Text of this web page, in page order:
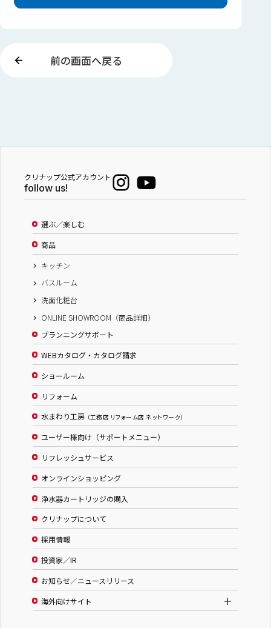
前の画面へ戻る
クリナップ公式アカウント
follow us!
選ぶ／楽しむ
商品
キッチン
バスルーム
洗面化粧台
ONLINE SHOWROOM（商品詳細）
プランニングサポート
WEBカタログ・カタログ請求
ショールーム
リフォーム
水まわり工房 （工務店 リフォーム店 ネットワーク）
ユーザー様向け（サポートメニュー）
リフレッシュサービス
オンラインショッピング
浄水器カートリッジの購入
クリナップについて
採用情報
投資家／IR
お知らせ／ニュースリリース
海外向けサイト